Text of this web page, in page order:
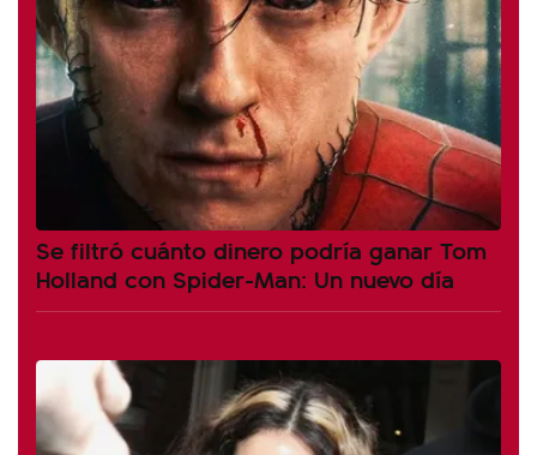
Se filtró cuánto dinero podría ganar Tom
Holland con Spider-Man: Un nuevo día